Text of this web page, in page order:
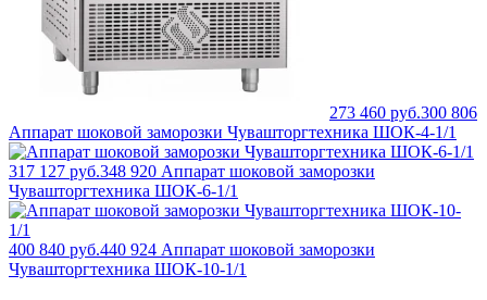
273 460 руб.300 806
Аппарат шоковой заморозки Чувашторгтехника ШОК-4-1/1
317 127 руб.348 920 Аппарат шоковой заморозки
Чувашторгтехника ШОК-6-1/1
400 840 руб.440 924 Аппарат шоковой заморозки
Чувашторгтехника ШОК-10-1/1